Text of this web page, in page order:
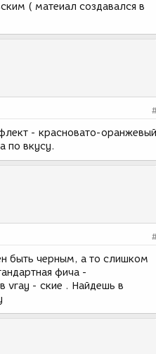
( матеиал создавался в
- красновато-
по вкусу.
быть черным, а то слишком
фича -
vray - ские . Найдешь в